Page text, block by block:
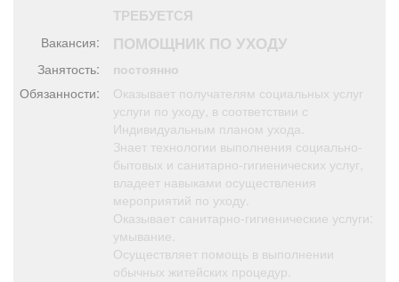
Обучение
Поздравления Погода
Я - пенсионер
ТРЕБУЕТСЯ
Вакансия: ПОМОЩНИК ПО УХОДУ
Занятость:
постоянно
Обязанности:
Оказывает получателям социальных услуг
услуги по уходу, в соответствии с
Индивидуальным планом ухода.
Знает технологии выполнения социально-
бытовых и санитарно-гигиенических услуг,
владеет навыками осуществления
мероприятий по уходу.
Оказывает санитарно-гигиенические услуги:
умывание.
Осуществляет помощь в выполнении
обычных житейских процедур.